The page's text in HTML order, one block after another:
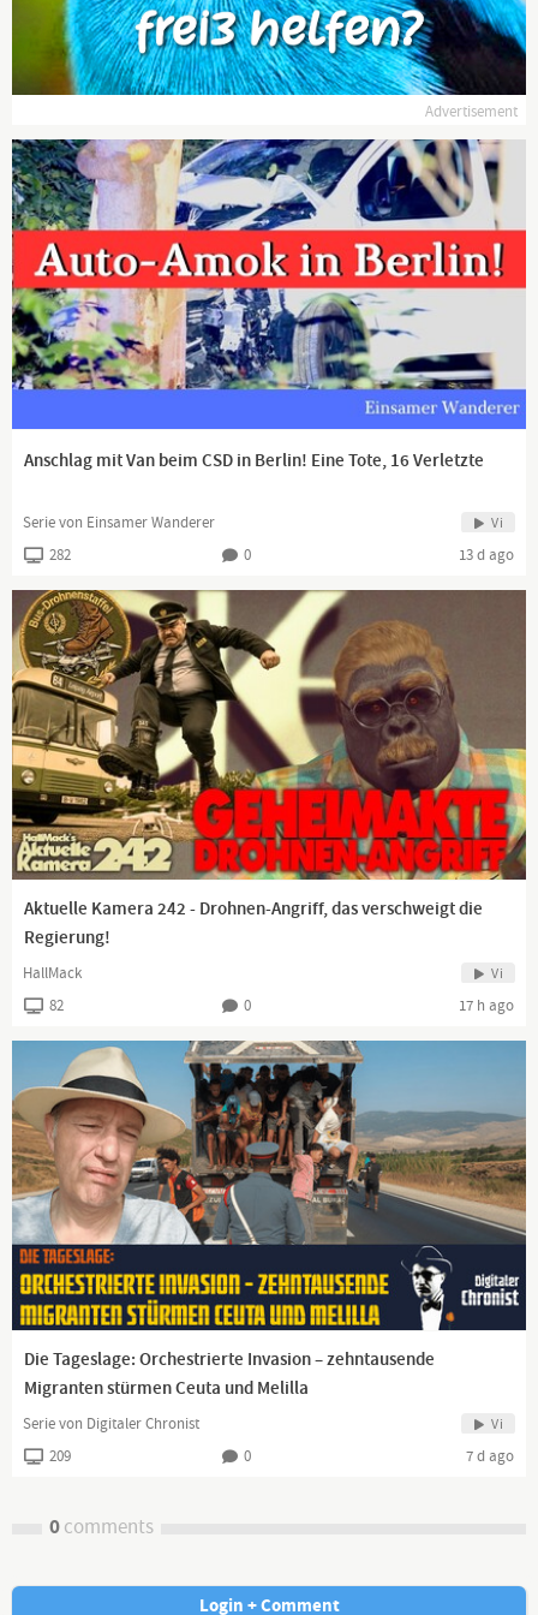
Advertisement
Anschlag mit Van beim CSD in Berlin! Eine Tote, 16 Verletzte
Serie von Einsamer Wanderer Vi
282 0 13 d ago
Aktuelle Kamera 242 - Drohnen-Angriff, das verschweigt die
Regierung!
HallMack Vi
82 0 17 h ago
Die Tageslage: Orchestrierte Invasion – zehntausende
Migranten stürmen Ceuta und Melilla
Serie von Digitaler Chronist Vi
209 0 7 d ago
0comments
Login + Comment